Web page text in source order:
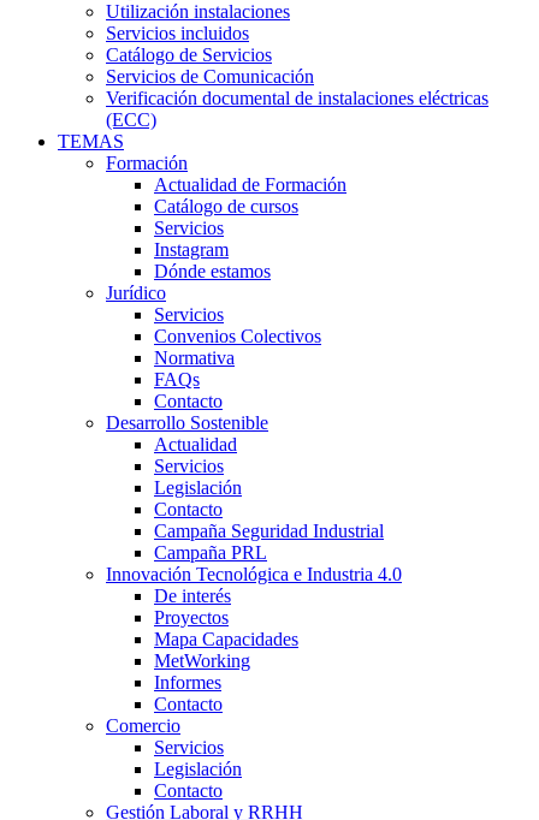
Utilización instalaciones
Servicios incluidos
Catálogo de Servicios
Servicios de Comunicación
Verificación documental de instalaciones eléctricas
(ECC)
TEMAS
Formación
Actualidad de Formación
Catálogo de cursos
Servicios
Instagram
Dónde estamos
Jurídico
Servicios
Convenios Colectivos
Normativa
FAQs
Contacto
Desarrollo Sostenible
Actualidad
Servicios
Legislación
Contacto
Campaña Seguridad Industrial
Campaña PRL
Innovación Tecnológica e Industria 4.0
De interés
Proyectos
Mapa Capacidades
MetWorking
Informes
Contacto
Comercio
Servicios
Legislación
Contacto
Gestión Laboral y RRHH